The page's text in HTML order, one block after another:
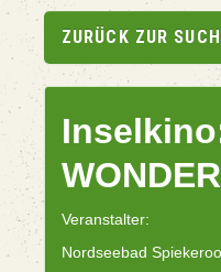
ZURÜCK ZUR
WONDER
Veranstalter:
Nordseebad